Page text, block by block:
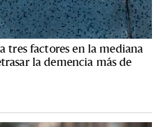
tres factores en la mediana
la demencia más de